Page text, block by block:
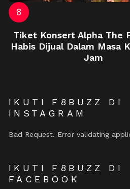
Tiket Konsert Alpha The
Habis Dijual Dalam Masa
Jam
IKUTI F8BUZZ DI
INSTAGRAM
Bad Request. Error validating
IKUTI F8BUZZ DI
FACEBOOK